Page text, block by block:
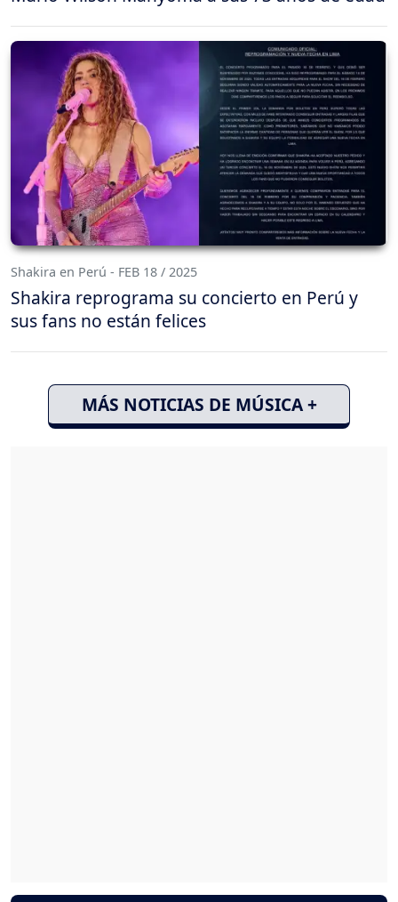
Shakira en Perú - FEB 18 / 2025
Shakira reprograma su concierto en Perú y
sus fans no están felices
MÁS NOTICIAS DE MÚSICA +